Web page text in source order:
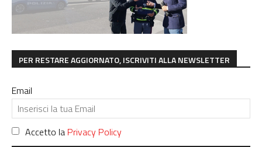
PER RESTARE AGGIORNATO, ISCRIVITI ALLA NEWSLETTER
Email
Accetto la Privacy Policy